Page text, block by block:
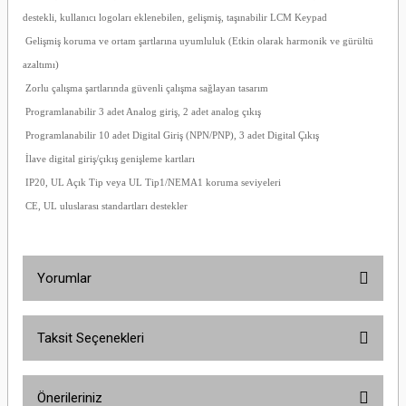
destekli, kullanıcı logoları eklenebilen, gelişmiş, taşınabilir LCM Keypad
Gelişmiş koruma ve ortam şartlarına uyumluluk (Etkin olarak harmonik ve gürültü
azaltımı)
Zorlu çalışma şartlarında güvenli çalışma sağlayan tasarım
Programlanabilir 3 adet Analog giriş, 2 adet analog çıkış
Programlanabilir 10 adet Digital Giriş (NPN/PNP), 3 adet Digital Çıkış
İlave digital giriş/çıkış genişleme kartları
IP20, UL Açık Tip veya UL Tip1/NEMA1 koruma seviyeleri
CE, UL uluslarası standartları destekler
Yorumlar
Taksit Seçenekleri
Önerileriniz